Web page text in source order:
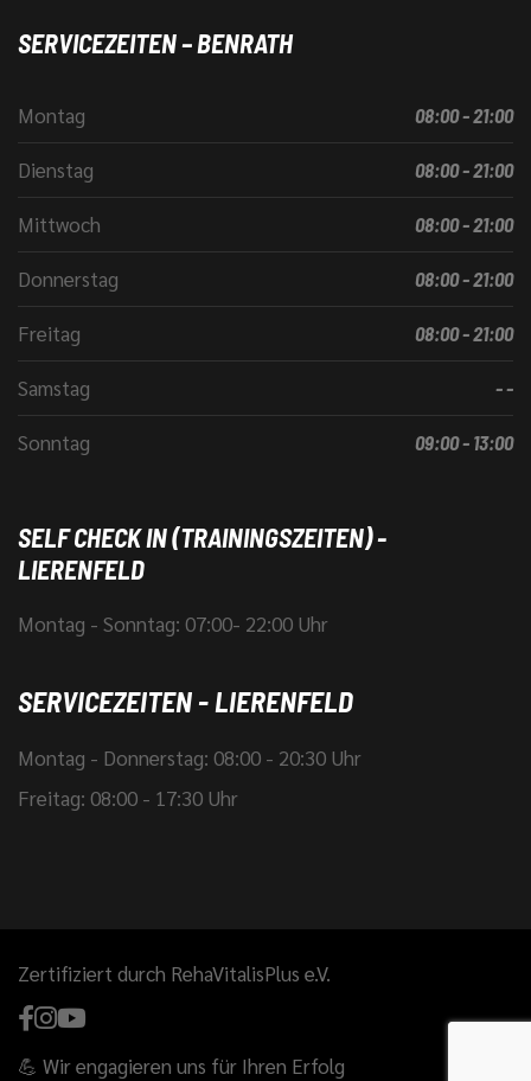
SERVICEZEITEN – BENRATH
Montag 08:00 - 21:00
Dienstag 08:00 - 21:00
Mittwoch 08:00 - 21:00
Donnerstag 08:00 - 21:00
Freitag 08:00 - 21:00
Samstag - -
Sonntag 09:00 - 13:00
SELF CHECK IN (TRAININGSZEITEN) -
LIERENFELD
Montag - Sonntag: 07:00- 22:00 Uhr
SERVICEZEITEN - LIERENFELD
Montag - Donnerstag: 08:00 - 20:30 Uhr
Freitag: 08:00 - 17:30 Uhr
Zertifiziert durch RehaVitalisPlus e.V.
💪 Wir engagieren uns für Ihren Erfolg